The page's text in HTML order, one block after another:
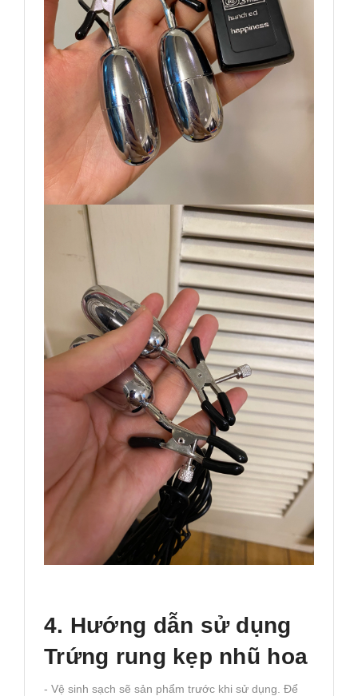
4. Hướng dẫn sử dụng
Trứng rung kẹp nhũ hoa
- Vệ sinh sạch sẽ sản phẩm trước khi sử dụng. Để